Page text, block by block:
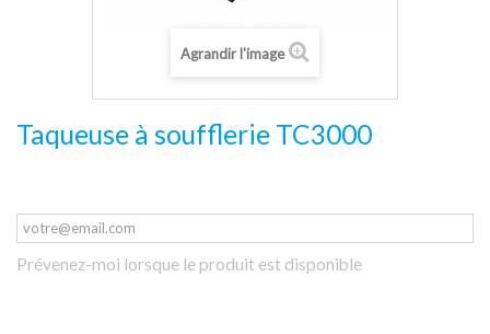
Agrandir l'image
Taqueuse à soufflerie TC3000
Prévenez-moi lorsque le produit est disponible